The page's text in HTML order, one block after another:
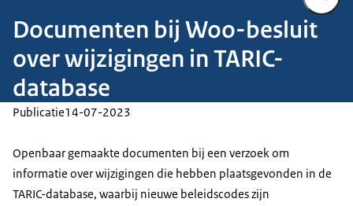
Documenten bij Woo-besluit
over wijzigingen in TARIC-
database
Publicatie14-07-2023
Openbaar gemaakte documenten bij een verzoek om
informatie over wijzigingen die hebben plaatsgevonden in de
TARIC-database, waarbij nieuwe beleidscodes zijn